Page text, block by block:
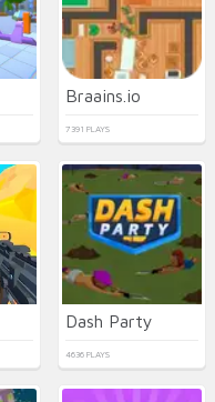
Braains.io
7391 PLAYS
Dash Party
4636 PLAYS